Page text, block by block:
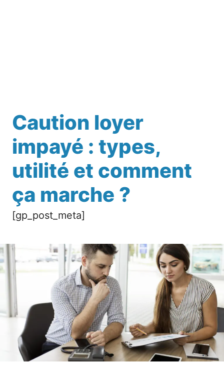
Caution loyer
impayé : types,
utilité et comment
ça marche ?
[gp_post_meta]